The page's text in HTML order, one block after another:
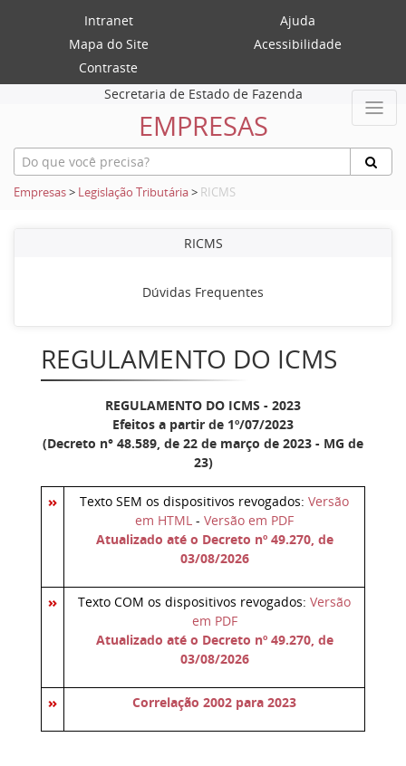
Intranet
Ajuda
Mapa do Site
Acessibilidade
Contraste
Secretaria de Estado de Fazenda
EMPRESAS
Empresas> Legislação Tributária> RICMS
RICMS
Dúvidas Frequentes
REGULAMENTO DO ICMS
REGULAMENTO DO ICMS - 2023
Efeitos a partir de 1º/07/2023
(Decreto n° 48.589, de 22 de março de 2023 - MG de
23)
Texto SEM os dispositivos revogados: Versão
em HTML - Versão em PDF
Atualizado até o Decreto nº 49.270, de
03/08/2026
Texto COM os dispositivos revogados: Versão
em PDF
Atualizado até o Decreto nº 49.270, de
03/08/2026
Correlação 2002 para 2023